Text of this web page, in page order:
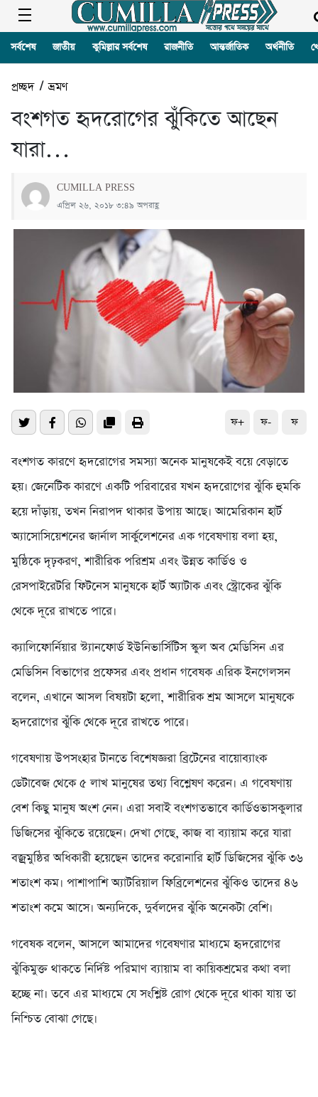
সর্বশেষ জাতীয় কুমিল্লার সর্বশেষ রাজনীতি আন্তর্জাতিক অর্থনীতি
প্রচ্ছদ/ভ্রমণ
বংশগত হৃদরোগের ঝুঁকিতে আছেন
যারা…
CUMILLA PRESS
এপ্রিল ২৬, ২০১৮ ৩:৪৯ অপরাহ্ণ
ফ+ ফ- ফ
বংশগত কারণে হৃদরোগের সমস্যা অনেক মানুষকেই বয়ে বেড়াতে
হয়। জেনেটিক কারণে একটি পরিবারের যখন হৃদরোগের ঝুঁকি হুমকি
হয়ে দাঁড়ায়, তখন নিরাপদ থাকার উপায় আছে। আমেরিকান হার্ট
অ্যাসোসিয়েশনের জার্নাল সার্কুলেশনের এক গবেষণায় বলা হয়,
মুষ্ঠিকে দৃঢ়করণ, শারীরিক পরিশ্রম এবং উন্নত কার্ডিও ও
রেসপাইরেটরি ফিটনেস মানুষকে হার্ট অ্যাটাক এবং স্ট্রোকের ঝুঁকি
থেকে দূরে রাখতে পারে।
ক্যালিফোর্নিয়ার স্ট্যানফোর্ড ইউনিভার্সিটিস স্কুল অব মেডিসিন এর
মেডিসিন বিভাগের প্রফেসর এবং প্রধান গবেষক এরিক ইনগেলসন
বলেন, এখানে আসল বিষয়টা হলো, শারীরিক শ্রম আসলে মানুষকে
হৃদরোগের ঝুঁকি থেকে দূরে রাখতে পারে।
গবেষণায় উপসংহার টানতে বিশেষজ্ঞরা ব্রিটেনের বায়োব্যাংক
ডেটাবেজ থেকে ৫ লাখ মানুষের তথ্য বিশ্লেষণ করেন। এ গবেষণায়
বেশ কিছু মানুষ অংশ নেন। এরা সবাই বংশগতভাবে কার্ডিওভাসকুলার
ডিজিসের ঝুঁকিতে রয়েছেন। দেখা গেছে, কাজ বা ব্যায়াম করে যারা
বজ্রমুষ্ঠির অধিকারী হয়েছেন তাদের করোনারি হার্ট ডিজিসের ঝুঁকি ৩৬
শতাংশ কম। পাশাপাশি অ্যাটরিয়াল ফিব্রিলেশনের ঝুঁকিও তাদের ৪৬
শতাংশ কমে আসে। অন্যদিকে, দুর্বলদের ঝুঁকি অনেকটা বেশি।
গবেষক বলেন, আসলে আমাদের গবেষণার মাধ্যমে হৃদরোগের
ঝুঁকিমুক্ত থাকতে নির্দিষ্ট পরিমাণ ব্যায়াম বা কায়িকশ্রমের কথা বলা
হচ্ছে না। তবে এর মাধ্যমে যে সংশ্লিষ্ট রোগ থেকে দূরে থাকা যায় তা
নিশ্চিত বোঝা গেছে।